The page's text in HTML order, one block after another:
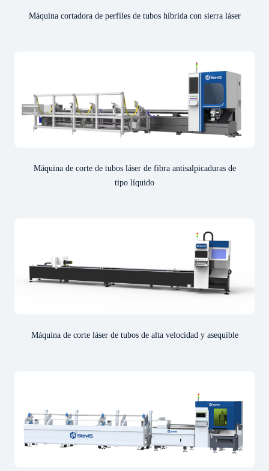
Máquina cortadora de perfiles de tubos híbrida con sierra láser
Máquina de corte de tubos láser de fibra antisalpicaduras de
tipo líquido
Máquina de corte láser de tubos de alta velocidad y asequible